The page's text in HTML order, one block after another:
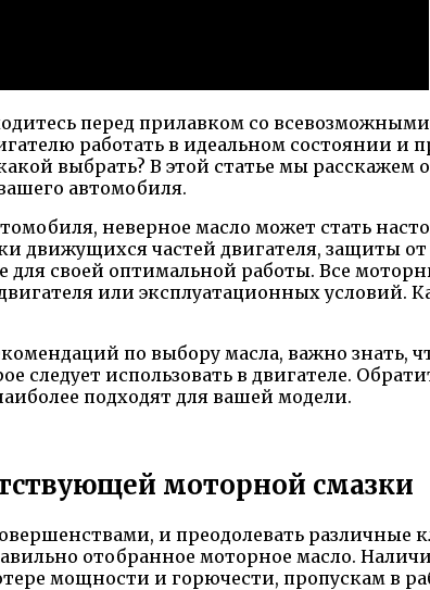
перед прилавком со
работать в идеальном состоянии и
выбрать? В этой статье мы
автомобиля.
неверное масло может стать
движущихся частей двигателя, защиты
для своей оптимальной работы. Все
или эксплуатационных условий.
по выбору масла, важно знать,
следует использовать в двигателе.
подходят для вашей модели.
моторной смазки
и преодолевать различные
отобранное моторное масло.
мощности и горючести, пропускам в